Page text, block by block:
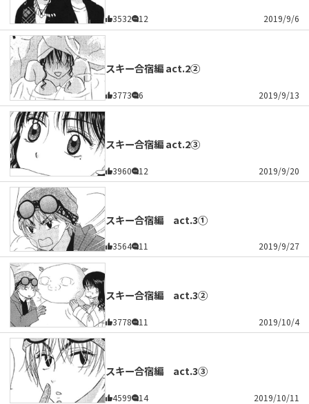
3532 12 2019/9/6
スキー合宿編 act.2②
3773 6 2019/9/13
スキー合宿編 act.2③
3960 12 2019/9/20
スキー合宿編 act.3①
3564 11 2019/9/27
スキー合宿編 act.3②
3778 11 2019/10/4
スキー合宿編 act.3③
4599 14 2019/10/11